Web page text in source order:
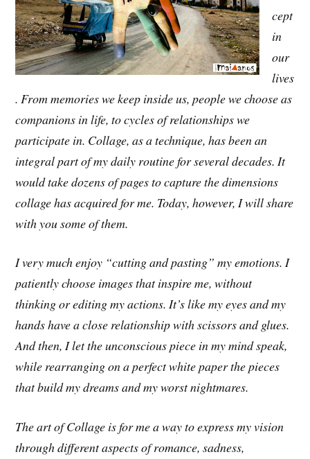
cept
in
our
lives
. From memories we keep inside us, people we choose as
companions in life, to cycles of relationships we
participate in. Collage, as a technique, has been an
integral part of my daily routine for several decades. It
would take dozens of pages to capture the dimensions
collage has acquired for me. Today, however, I will share
with you some of them.
I very much enjoy “cutting and pasting” my emotions. I
patiently choose images that inspire me, without
thinking or editing my actions. It’s like my eyes and my
hands have a close relationship with scissors and glues.
And then, I let the unconscious piece in my mind speak,
while rearranging on a perfect white paper the pieces
that build my dreams and my worst nightmares.
The art of Collage is for me a way to express my vision
through different aspects of romance, sadness,